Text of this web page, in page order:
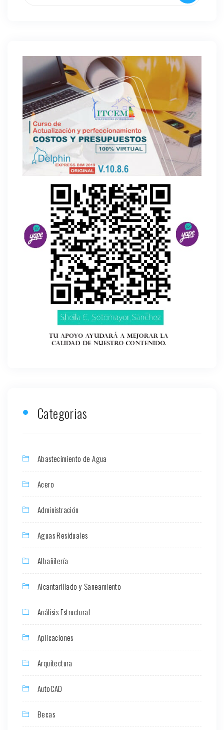
Categorias
Abastecimiento de Agua
Acero
Administración
Aguas Residuales
Albañilería
Alcantarillado y Saneamiento
Análisis Estructural
Aplicaciones
Arquitectura
AutoCAD
Becas